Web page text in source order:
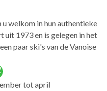
welkom in hun authentieke
uit 1973 en is gelegen in het
paar ski's van de Vanoise
tot april